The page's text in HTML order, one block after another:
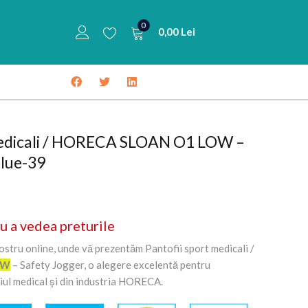
0
0,00 Lei
/ HORECA SLOAN O1 LOW –
39
a vedea preturile
online, unde vă prezentăm Pantofii sport medicali /
– Safety Jogger, o alegere excelentă pentru
medical și din industria HORECA.